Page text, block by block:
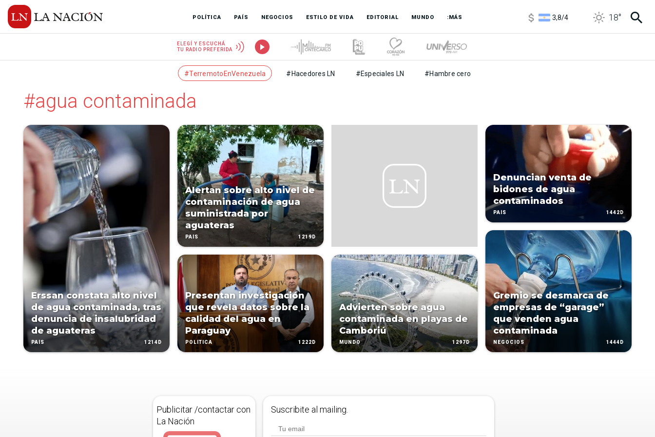
POLÍTICA PAÍS NEGOCIOS ESTILO DE VIDA EDITORIAL MUNDO :MÁS
6850/ 18°
ELEGÍ Y ESCUCHÁ
TU RADIO PREFERIDA
#TerremotoEnVenezuela #Hacedores LN #Especiales LN #Hambre cero
#agua contaminada
Erssan constata alto nivel
de agua contaminada, tras
denuncia de insalubridad
de aguateras
PAÍS 1214D
Alertan sobre alto nivel de
contaminación de agua
suministrada por
aguateras
PAÍS 1219D
Presentan investigación
que revela datos sobre la
calidad del agua en
Paraguay
POLÍTICA 1222D
Advierten sobre agua
contaminada en playas de
Camboriú
MUNDO 1297D
Denuncian venta de
bidones de agua
contaminados
PAÍS 1442D
Gremio se desmarca de
empresas de “garage”
que venden agua
contaminada
NEGOCIOS 1444D
Publicitar /contactar con
La Nación
Suscribite al mailing.